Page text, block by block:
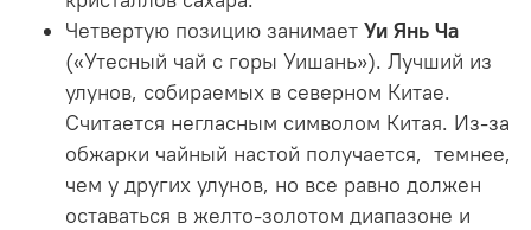
Четвертую позицию занимает Уи Янь Ча
(«Утесный чай с горы Уишань»). Лучший из
улунов, собираемых в северном Китае.
Считается негласным символом Китая. Из-за
обжарки чайный настой получается, темнее,
чем у других улунов, но все равно должен
оставаться в желто-золотом диапазоне и